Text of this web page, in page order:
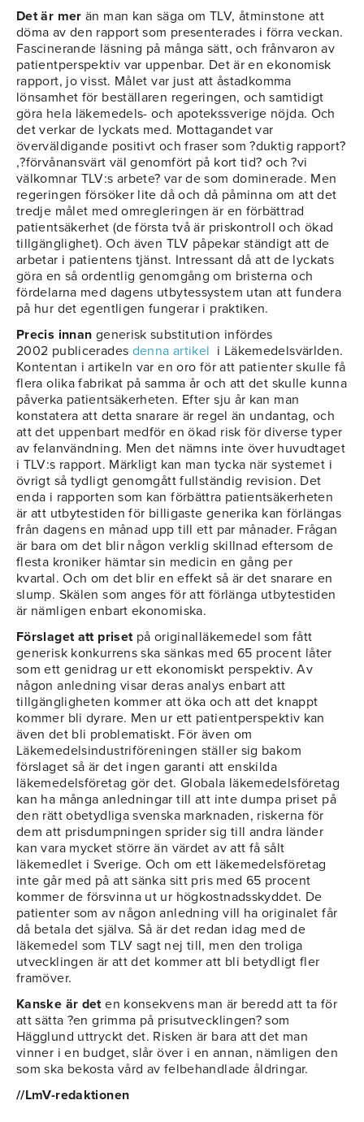
Det är mer än man kan säga om TLV, åtminstone att
döma av den rapport som presenterades i förra veckan.
Fascinerande läsning på många sätt, och frånvaron av
patientperspektiv var uppenbar. Det är en ekonomisk
rapport, jo visst. Målet var just att åstadkomma
lönsamhet för beställaren regeringen, och samtidigt
göra hela läkemedels- och apotekssverige nöjda. Och
det verkar de lyckats med. Mottagandet var
överväldigande positivt och fraser som ?duktig rapport?
,?förvånansvärt väl genomfört på kort tid? och ?vi
välkomnar TLV:s arbete? var de som dominerade. Men
regeringen försöker lite då och då påminna om att det
tredje målet med omregleringen är en förbättrad
patientsäkerhet (de första två är priskontroll och ökad
tillgänglighet). Och även TLV påpekar ständigt att de
arbetar i patientens tjänst. Intressant då att de lyckats
göra en så ordentlig genomgång om bristerna och
fördelarna med dagens utbytessystem utan att fundera
på hur det egentligen fungerar i praktiken.
Precis innan generisk substitution infördes
2002 publicerades denna artikel i Läkemedelsvärlden.
Kontentan i artikeln var en oro för att patienter skulle få
flera olika fabrikat på samma år och att det skulle kunna
påverka patientsäkerheten. Efter sju år kan man
konstatera att detta snarare är regel än undantag, och
att det uppenbart medför en ökad risk för diverse typer
av felanvändning. Men det nämns inte över huvudtaget
i TLV:s rapport. Märkligt kan man tycka när systemet i
övrigt så tydligt genomgått fullständig revision. Det
enda i rapporten som kan förbättra patientsäkerheten
är att utbytestiden för billigaste generika kan förlängas
från dagens en månad upp till ett par månader. Frågan
är bara om det blir någon verklig skillnad eftersom de
flesta kroniker hämtar sin medicin en gång per
kvartal. Och om det blir en effekt så är det snarare en
slump. Skälen som anges för att förlänga utbytestiden
är nämligen enbart ekonomiska.
Förslaget att prisetpå originalläkemedel som fått
generisk konkurrens ska sänkas med 65 procent låter
som ett genidrag ur ett ekonomiskt perspektiv. Av
någon anledning visar deras analys enbart att
tillgängligheten kommer att öka och att det knappt
kommer bli dyrare. Men ur ett patientperspektiv kan
även det bli problematiskt. För även om
Läkemedelsindustriföreningen ställer sig bakom
förslaget så är det ingen garanti att enskilda
läkemedelsföretag gör det. Globala läkemedelsföretag
kan ha många anledningar till att inte dumpa priset på
den rätt obetydliga svenska marknaden, riskerna för
dem att prisdumpningen sprider sig till andra länder
kan vara mycket större än värdet av att få sålt
läkemedlet i Sverige. Och om ett läkemedelsföretag
inte går med på att sänka sitt pris med 65 procent
kommer de försvinna ut ur högkostnadsskyddet. De
patienter som av någon anledning vill ha originalet får
då betala det själva. Så är det redan idag med de
läkemedel som TLV sagt nej till, men den troliga
utvecklingen är att det kommer att bli betydligt fler
framöver.
Kanske är deten konsekvens man är beredd att ta för
att sätta ?en grimma på prisutvecklingen? som
Hägglund uttryckt det. Risken är bara att det man
vinner i en budget, slår över i en annan, nämligen den
som ska bekosta vård av felbehandlade åldringar.
//LmV-redaktionen